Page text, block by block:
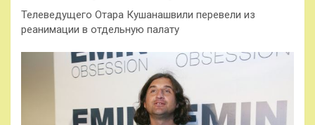
Телеведущего Отара Кушанашвили перевели из
реанимации в отдельную палату